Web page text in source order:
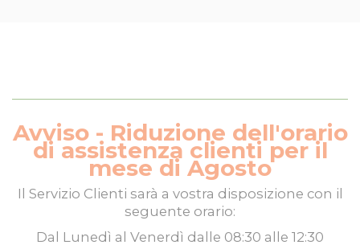
Avviso - Riduzione dell'orario
di assistenza clienti per il
mese di Agosto
Il Servizio Clienti sarà a vostra disposizione con il
seguente orario:
Dal Lunedì al Venerdì dalle 08:30 alle 12:30